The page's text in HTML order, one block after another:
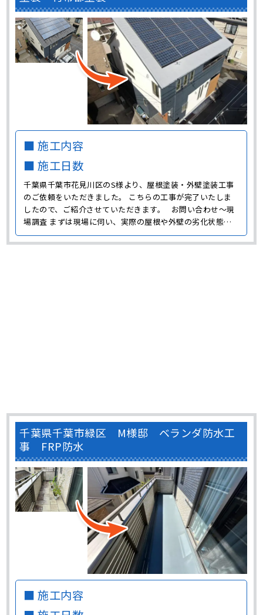
■ 施工内容
■ 施工日数
千葉県千葉市花見川区のS様より、屋根塗装・外壁塗装工事
のご依頼をいただきました。 こちらの工事が完了いたしま
したので、ご紹介させていただきます。 お問い合わせ～現
場調査 まずは現場に伺い、実際の屋根や外壁の劣化状態の
確認をおこないました。 外壁には色褪せや汚れ、コーキン
グの劣化が見られました。 塗装をおこなう前にコーキング
工事してから塗装をおこないます。 屋根はドローン･･･
千葉県千葉市緑区 M様邸 ベランダ防水工
事 FRP防水
■ 施工内容
■ 施工日数